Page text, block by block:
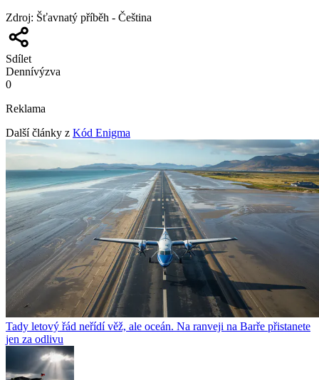
Zdroj: Šťavnatý příběh - Čeština
Sdílet
Dennívýzva
0
Reklama
Další články z Kód Enigma
Tady letový řád neřídí věž, ale oceán. Na ranveji na Barře přistanete
jen za odlivu